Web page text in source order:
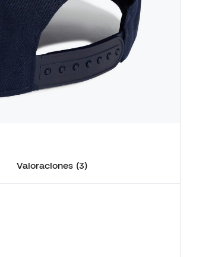
Valoraciones (3)